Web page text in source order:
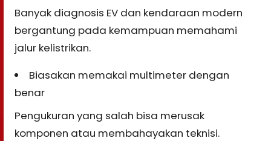
Banyak diagnosis EV dan kendaraan modern
bergantung pada kemampuan memahami
jalur kelistrikan.
Biasakan memakai multimeter dengan
benar
Pengukuran yang salah bisa merusak
komponen atau membahayakan teknisi.